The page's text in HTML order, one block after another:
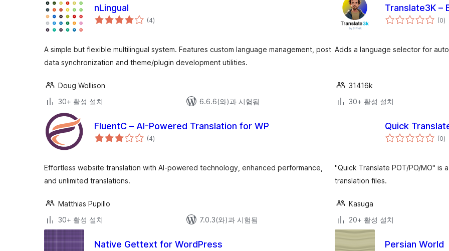
nLingual
(4전
체)
A simple but flexible multilingual system. Features custom language management, post
data synchronization and theme/plugin development utilities.
Doug Wollison
30+ 활성 설치
6.6.6(와)과 시험됨
Translate3K –
(0전
체)
Adds a language selector for
31416k
30+ 활성 설치
FluentC – AI-Powered Translation for WP
(4전
체)
Effortless website translation with AI-powered technology, enhanced performance,
and unlimited translations.
Matthias Pupillo
30+ 활성 설치
7.0.3(와)과 시험됨
Quick
(0전
체)
"Quick Translate POT/PO/MO" is
translation files.
Kasuga
20+ 활성 설치
Native Gettext for WordPress Persian World